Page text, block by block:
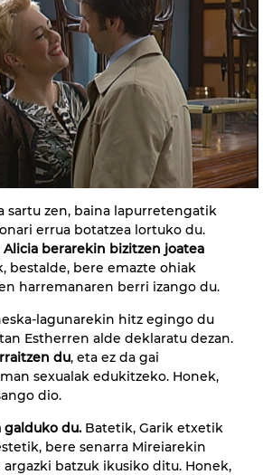
sartu zen, baina lapurretengatik
errua botatzea lortuko du.
Alicia berarekin bizitzen joatea
bestalde, bere emazte ohiak
harremanaren berri izango du.
lagunarekin hitz egingo du
Estherren alde deklaratu dezan.
du, eta ez da gai
sexualak edukitzeko. Honek,
dio.
galduko du. Batetik, Garik etxetik
bere senarra Mireiarekin
batzuk ikusiko ditu. Honek,